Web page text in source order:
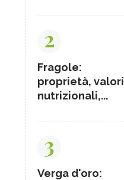
2
Fragole:
proprietà, valori
nutrizionali,...
3
Verga d'oro: